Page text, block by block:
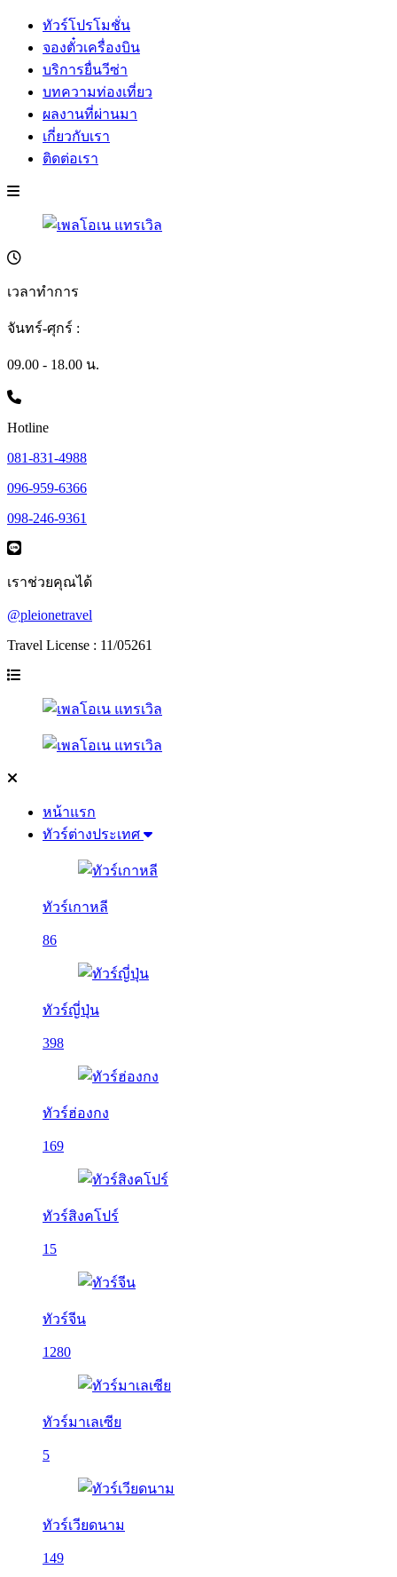
ทัวร์โปรโมชั่น
จองตั๋วเครื่องบิน
บริการยื่นวีซ่า
บทความท่องเที่ยว
ผลงานที่ผ่านมา
เกี่ยวกับเรา
ติดต่อเรา
เวลาทำการ
จันทร์-ศุกร์ :
09.00 - 18.00 น.
Hotline
081-831-4988
096-959-6366
098-246-9361
เราช่วยคุณได้
@pleionetravel
Travel License : 11/05261
หน้าแรก
ทัวร์ต่างประเทศ
ทัวร์เกาหลี
86
ทัวร์ญี่ปุ่น
398
ทัวร์ฮ่องกง
169
ทัวร์สิงคโปร์
15
ทัวร์จีน
1280
ทัวร์มาเลเซีย
5
ทัวร์เวียดนาม
149